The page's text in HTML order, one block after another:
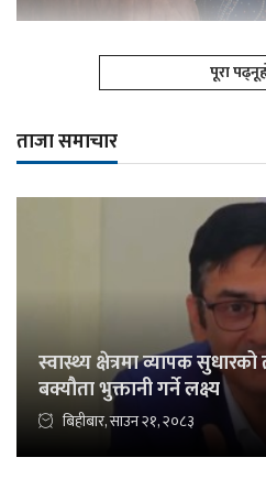
पूरा
ताजा समाचार
स्वास्थ्य क्षेत्रमा व्यापक सुधारको
बक्यौता भुक्तानी गर्ने लक्ष्य
बिहीबार, साउन २१, २०८३